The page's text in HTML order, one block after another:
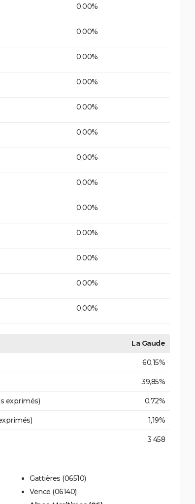
0,00%
0,00%
0,00%
0,00%
0,00%
0,00%
0,00%
0,00%
0,00%
0,00%
0,00%
0,00%
0,00%
La Gaude
60,15%
39,85%
exprimés) 0,72%
1,19%
3 458
Gattières (06510)
Vence (06140)